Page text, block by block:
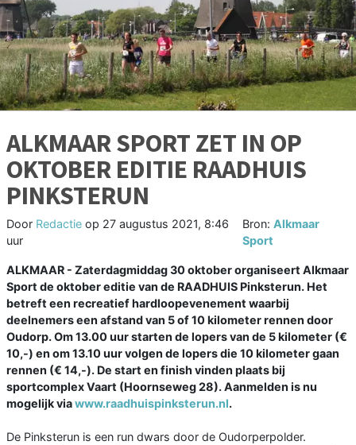
ALKMAAR SPORT ZET IN OP
OKTOBER EDITIE RAADHUIS
PINKSTERUN
Door Redactie op 27 augustus 2021, 8:46
uur
Bron: Alkmaar
Sport
ALKMAAR - Zaterdagmiddag 30 oktober organiseert Alkmaar
Sport de oktober editie van de RAADHUIS Pinksterun. Het
betreft een recreatief hardloopevenement waarbij
deelnemers een afstand van 5 of 10 kilometer rennen door
Oudorp. Om 13.00 uur starten de lopers van de 5 kilometer (€
10,-) en om 13.10 uur volgen de lopers die 10 kilometer gaan
rennen (€ 14,-). De start en finish vinden plaats bij
sportcomplex Vaart (Hoornseweg 28). Aanmelden is nu
mogelijk viawww.raadhuispinksterun.nl.
De Pinksterun is een run dwars door de Oudorperpolder.